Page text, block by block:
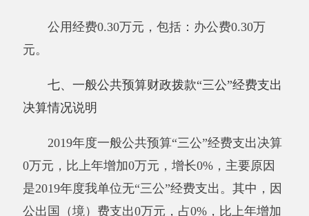
公务用车购置及运行维护费0万元，其中，
元。公务用车运行维护费开支内容包括：无。公
务用车购置数0辆，公务用车保有量1辆。
公务接待费0万元，开支内容包括：无。单
与年初预算数相比情况：一般公共预算“三
公”经费支出年初预算数0万元，决算数0万元，
预决算差异率0% ，主要原因是： 2019年度我单